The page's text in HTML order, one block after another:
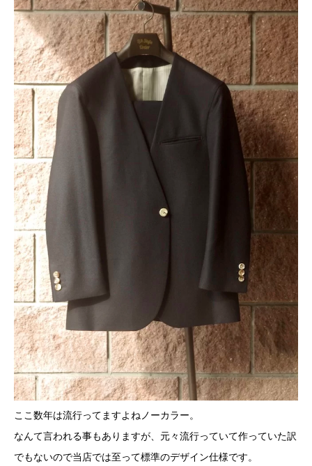
ここ数年は流行ってますよねノーカラー。
なんて言われる事もありますが、元々流行っていて作っていた訳
でもないので当店では至って標準のデザイン仕様です。